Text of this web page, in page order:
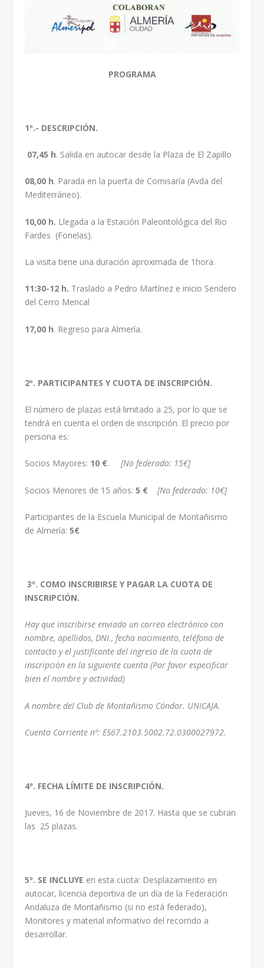
PROGRAMA
1º.- DESCRIPCIÓN.
07,45 h. Salida en autocar desde la Plaza de El Zapillo
08,00 h. Parada en la puerta de Comisaría (Avda del
Mediterráneo).
10,00 h. Llegada a la Estación Paleontológica del Rio
Fardes (Fonelas).
La visita tiene una duración aproximada de 1hora.
11:30-12 h. Traslado a Pedro Martínez e inicio Sendero
del Cerro Mencal
17,00 h. Regreso para Almería.
2º. PARTICIPANTES Y CUOTA DE INSCRIPCIÓN.
El número de plazas está limitado a 25, por lo que se
tendrá en cuenta el orden de inscripción. El precio por
persona es:
Socios Mayores: 10 €.[No federado: 15€]
Socios Menores de 15 años:5 €[No federado: 10€]
Participantes de la Escuela Municipal de Montañismo
de Almería: 5€
3º. COMO INSCRIBIRSE Y PAGAR LA CUOTA DE
INSCRIPCIÓN.
Hay que inscribirse enviado un correo electrónico con
nombre, apellidos, DNI., fecha nacimiento, teléfono de
contacto y el justificante del ingreso de la cuota de
inscripción en la siguiente cuenta (Por favor especificar
bien el nombre y actividad)
A nombre del Club de Montañismo Cóndor. UNICAJA.
Cuenta Corriente nº: ES67.2103.5002.72.0300027972.
4º. FECHA LÍMITE DE INSCRIPCIÓN.
Jueves, 16 de Noviembre de 2017. Hasta que se cubran
las 25 plazas.
5º. SE INCLUYE en esta cuota: Desplazamiento en
autocar, licencia deportiva de un día de la Federación
Andaluza de Montañismo (si no está federado),
Monitores y material informativo del recorrido a
desarrollar.